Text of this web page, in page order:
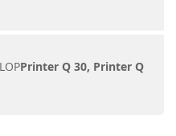
Printer Q 30, Printer Q